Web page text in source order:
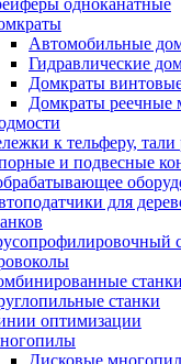
одноканатные
Автомобильные
Гидравлические
Домкраты
Домкраты реечные
к тельферу, тали
и подвесные
для
станки
станки
оптимизации
Дисковые